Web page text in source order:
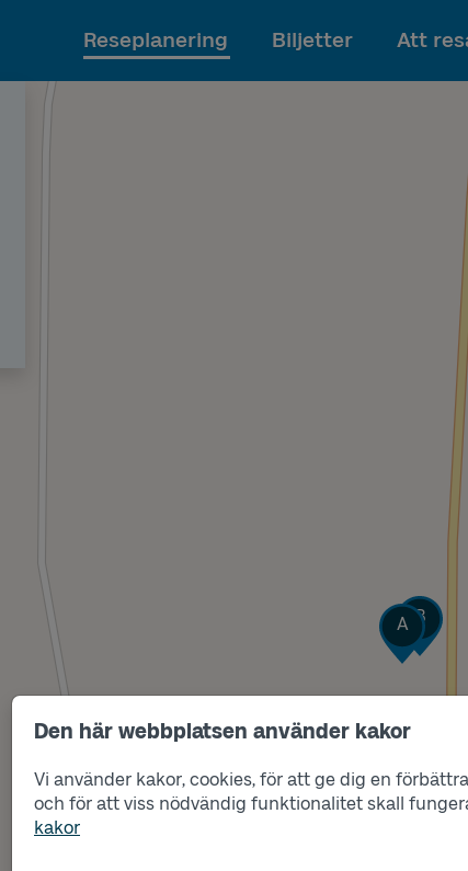
Den här webbplatsen använder kakor
Vi använder kakor, cookies, för att ge dig en
och för att viss nödvändig funktionalitet skall
kakor
Reseplanering Biljetter Att
Läge
A
Läge
B